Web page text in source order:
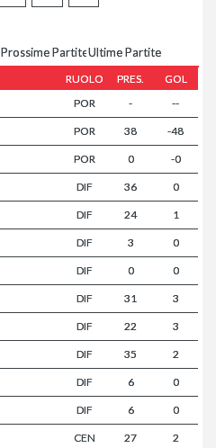
Prossime PartiteUltime Partite
RUOLO PRES.
GOL
POR - --
POR 38 -48
POR 0 -0
DIF 36 0
DIF 24 1
DIF 3 0
DIF 0 0
DIF 31 3
DIF 22 3
DIF 35 2
DIF 6 0
DIF 6 0
CEN 27 2